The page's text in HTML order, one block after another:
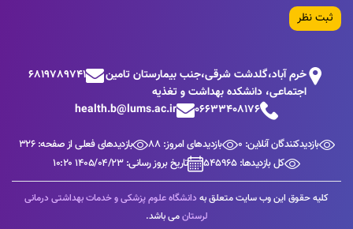
ثبت نظر
خرم آباد،گلدشت شرقی،جنب بيمارستان تامين
اجتماعی، دانشکده بهداشت و تغذیه
6819789741
06633408176
health.b@lums.ac.ir
بازدیدکنندگان آنلاین: 0 بازدیدهای امروز: 88
بازدیدهای فعلی از صفحه: 326
کل بازدیدها: 545965
تاریخ بروز رسانی: 1405/04/23 10:20
کلیه حقوق این وب سایت متعلق به دانشگاه علوم پزشکی و خدمات بهداشتی درمانی
لرستانمی باشد.